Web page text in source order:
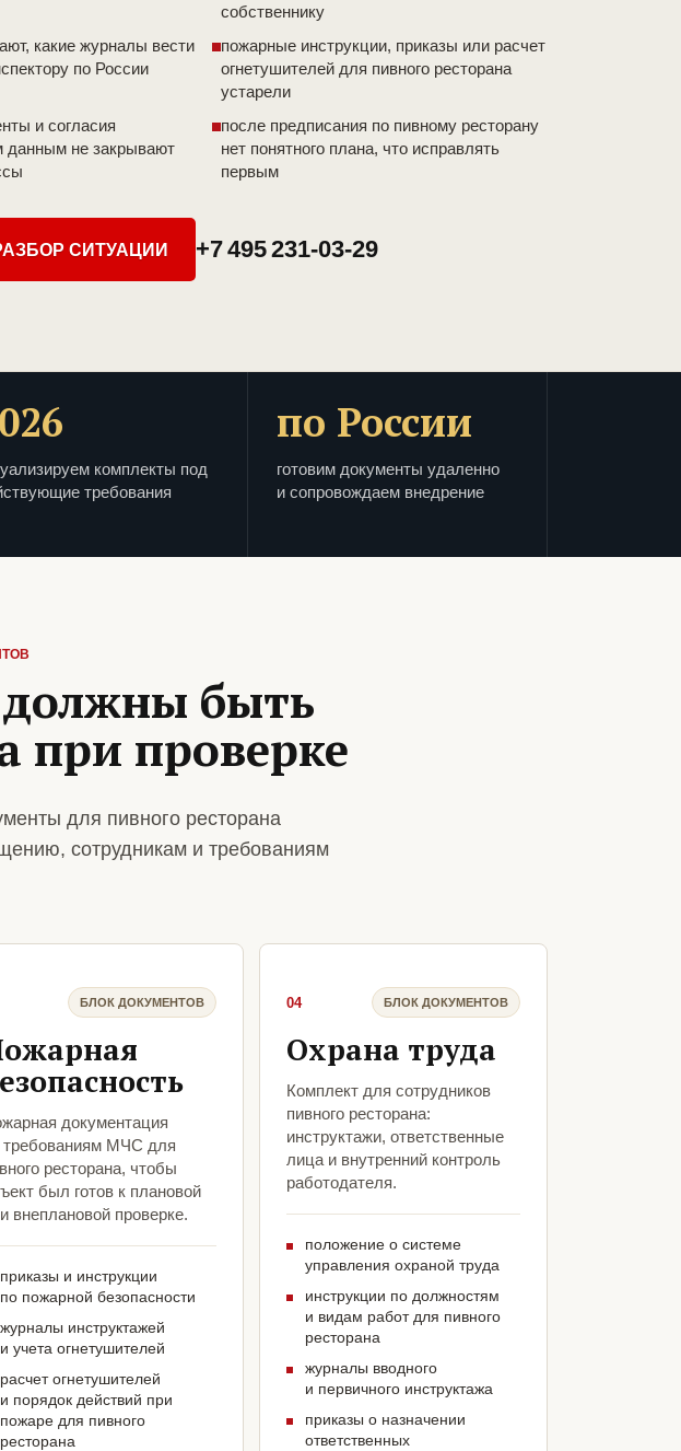
собственнику
какие журналы вести
по России
пожарные инструкции, приказы или расчет
огнетушителей для пивного ресторана
устарели
и согласия
данным не закрывают
после предписания по пивному ресторану
нет понятного плана, что исправлять
первым
СИТУАЦИИ +7 495 231-03-29
комплекты под
требования
по России
готовим документы удаленно
и сопровождаем внедрение
быть
при проверке
для пивного ресторана
сотрудникам и требованиям
БЛОК ДОКУМЕНТОВ
документация
требованиям МЧС для
ресторана, чтобы
был готов к плановой
внеплановой проверке.
приказы и инструкции
по пожарной безопасности
журналы инструктажей
и учета огнетушителей
расчет огнетушителей
и порядок действий при
пожаре для пивного
ресторана
04 БЛОК ДОКУМЕНТОВ
Охрана труда
Комплект для сотрудников
пивного ресторана:
инструктажи, ответственные
лица и внутренний контроль
работодателя.
положение о системе
управления охраной труда
инструкции по должностям
и видам работ для пивного
ресторана
журналы вводного
и первичного инструктажа
приказы о назначении
ответственных